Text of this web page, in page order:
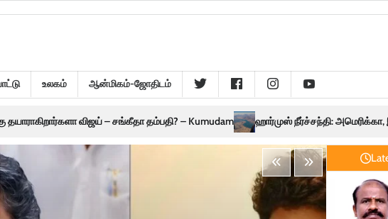
உலகம் ஆன்மிகம்-ஜோதிடம்
– சங்கீதா தம்பதி? – Kumudam ஹார்முஸ் நீர்ச்சந்தி: அமெரிக்கா, இஸ்ரேல் கப்பல்களுக்கு